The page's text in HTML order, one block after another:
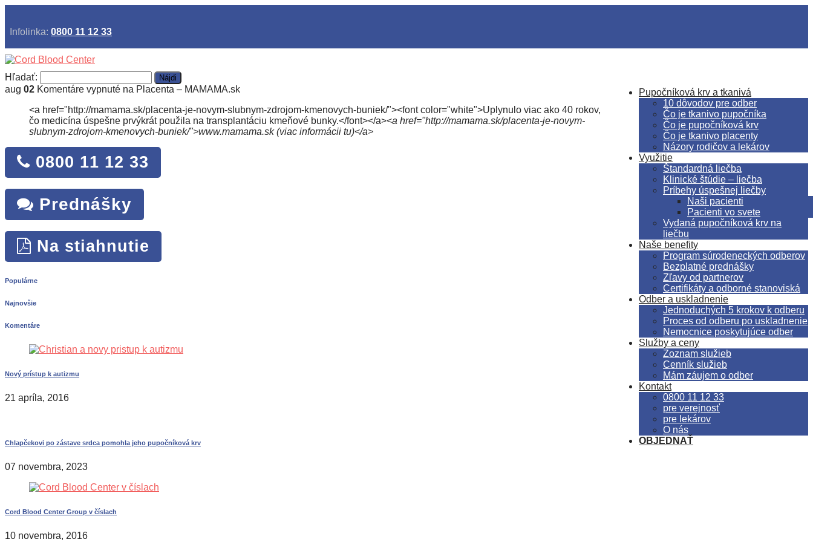
Infolinka: 0800 11 12 33
Pupočníková krv a tkanivá
10 dôvodov pre odber
Čo je tkanivo pupočníka
Čo je pupočníková krv
Čo je tkanivo placenty
Názory rodičov a lekárov
Využitie
Štandardná liečba
Klinické štúdie – liečba
Príbehy úspešnej liečby
Naši pacienti
Pacienti vo svete
Vydaná pupočníková krv na
liečbu
Naše benefity
Program súrodeneckých odberov
Bezplatné prednášky
Zľavy od partnerov
Certifikáty a odborné stanoviská
Odber a uskladnenie
Jednoduchých 5 krokov k odberu
Proces od odberu po uskladnenie
Nemocnice poskytujúce odber
Služby a ceny
Zoznam služieb
Cenník služieb
Mám záujem o odber
Kontakt
0800 11 12 33
pre verejnosť
pre lekárov
O nás
OBJEDNAŤ
Hľadať:
aug 02 Komentáre vypnuté na Placenta – MAMAMA.sk
<a href="http://mamama.sk/placenta-je-novym-slubnym-zdrojom-kmenovych-buniek/"><font color="white">Uplynulo viac ako 40 rokov,
čo medicína úspešne prvýkrát použila na transplantáciu kmeňové bunky.</font></a><a href="http://mamama.sk/placenta-je-novym-
slubnym-zdrojom-kmenovych-buniek/">www.mamama.sk (viac informácii tu)</a>
0800 11 12 33
Prednášky
Na stiahnutie
Populárne
Najnovšie
Komentáre
Nový prístup k autizmu
21 apríla, 2016
Chlapčekovi po zástave srdca pomohla jeho pupočníková krv
07 novembra, 2023
Cord Blood Center Group v číslach
10 novembra, 2016